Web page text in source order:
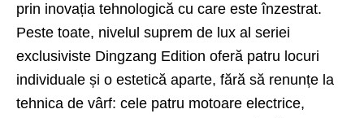
prin inovația tehnologică cu care este înzestrat.
Peste toate, nivelul suprem de lux al seriei
exclusiviste Dingzang Edition oferă patru locuri
individuale și o estetică aparte, fără să renunțe la
tehnica de vârf: cele patru motoare electrice,